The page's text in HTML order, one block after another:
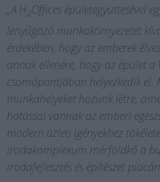
„A H2Offices épületegyüttesével
lenyűgöző munkakörnyezetet
érdekében, hogy az emberek
annak ellenére, hogy az épület
csomópontjában helyezkedik el.
munkahelyeket hozunk létre,
hatással vannak az emberi
modern üzleti igényekhez
irodakomplexum mérföldkő a
irodafejlesztés és építészet